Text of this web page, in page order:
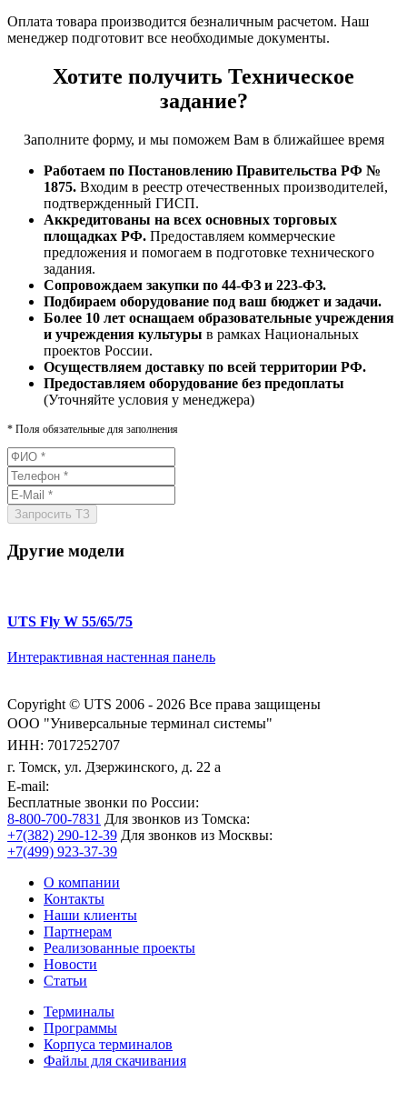
Оплата товара производится безналичным расчетом. Наш
менеджер подготовит все необходимые документы.
Хотите получить Техническое
задание?
Заполните форму, и мы поможем Вам в ближайшее время
Работаем по Постановлению Правительства РФ №
1875. Входим в реестр отечественных производителей,
подтвержденный ГИСП.
Аккредитованы на всех основных торговых
площадках РФ. Предоставляем коммерческие
предложения и помогаем в подготовке технического
задания.
Сопровождаем закупки по 44-ФЗ и 223-ФЗ.
Подбираем оборудование под ваш бюджет и задачи.
Более 10 лет оснащаем образовательные учреждения
и учреждения культуры в рамках Национальных
проектов России.
Осуществляем доставку по всей территории РФ.
Предоставляем оборудование без предоплаты
(Уточняйте условия у менеджера)
* Поля обязательные для заполнения
Другие модели
UTS Fly W 55/65/75
Интерактивная настенная панель
Copyright © UTS 2006 - 2026 Все права защищены
ООО "Универсальные терминал системы"
ИНН: 7017252707
г. Томск, ул. Дзержинского, д. 22 а
E-mail:
Бесплатные звонки по России:
8-800-700-7831 Для звонков из Томска:
+7(382) 290-12-39 Для звонков из Москвы:
+7(499) 923-37-39
О компании
Контакты
Наши клиенты
Партнерам
Реализованные проекты
Новости
Статьи
Терминалы
Программы
Корпуса терминалов
Файлы для скачивания